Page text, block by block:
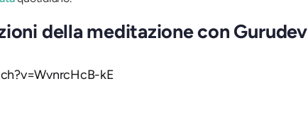
della meditazione con Gurudev
kE